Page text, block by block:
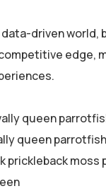
driven
edge,
queen
queen
prickleback moss